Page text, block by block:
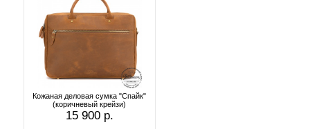
Кожаная деловая сумка "Спайк"
(коричневый крейзи)
15 900 р.